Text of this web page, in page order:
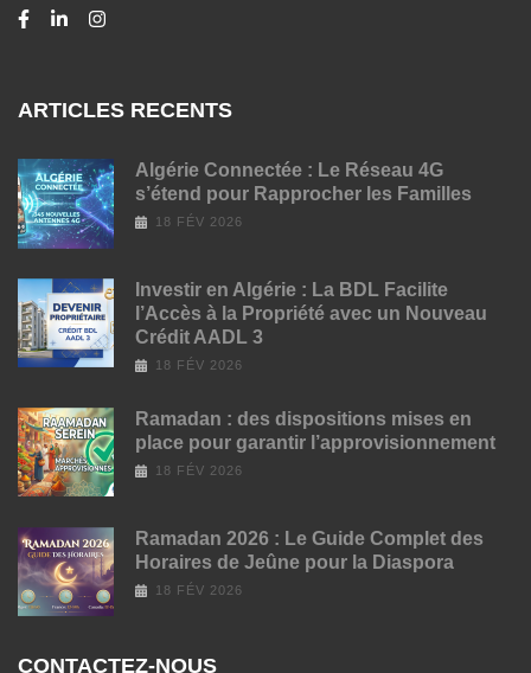
ARTICLES RECENTS
Algérie Connectée : Le Réseau 4G
s’étend pour Rapprocher les Familles
18 FÉV 2026
Investir en Algérie : La BDL Facilite
l’Accès à la Propriété avec un Nouveau
Crédit AADL 3
18 FÉV 2026
Ramadan : des dispositions mises en
place pour garantir l’approvisionnement
18 FÉV 2026
Ramadan 2026 : Le Guide Complet des
Horaires de Jeûne pour la Diaspora
18 FÉV 2026
CONTACTEZ-NOUS